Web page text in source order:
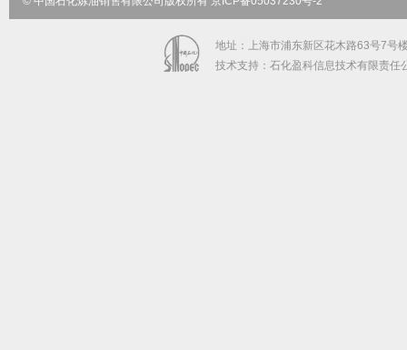
地址：上海市浦东新区花木路63号7
技术支持：石化盈科信息技术有限责任